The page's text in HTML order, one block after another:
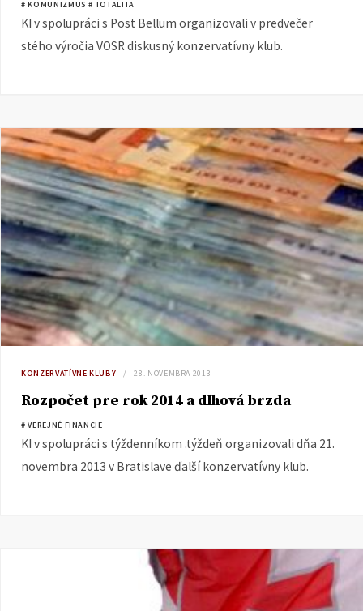
# KOMUNIZMUS # TOTALITA
KI v spolupráci s Post Bellum organizovali v predvečer
stého výročia VOSR diskusný konzervatívny klub.
KONZERVATÍVNE KLUBY 28. NOVEMBRA 2013
Rozpočet pre rok 2014 a dlhová brzda
# VEREJNÉ FINANCIE
KI v spolupráci s týždenníkom .týždeň organizovali dňa 21.
novembra 2013 v Bratislave ďalší konzervatívny klub.